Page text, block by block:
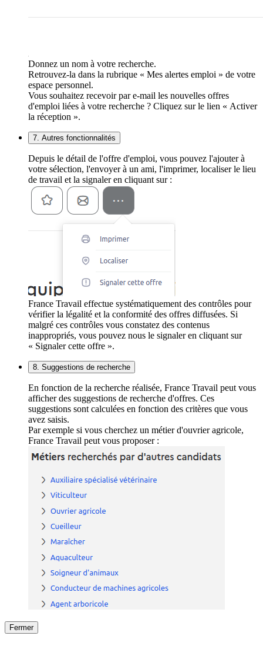
Donnez un nom à votre recherche.
Retrouvez-la dans la rubrique « Mes alertes emploi » de votre
espace personnel.
Vous souhaitez recevoir par e-mail les nouvelles offres
d'emploi liées à votre recherche ? Cliquez sur le lien « Activer
la réception ».
7. Autres fonctionnalités
Depuis le détail de l'offre d'emploi, vous pouvez l'ajouter à
votre sélection, l'envoyer à un ami, l'imprimer, localiser le lieu
de travail et la signaler en cliquant sur :
France Travail effectue systématiquement des contrôles pour
vérifier la légalité et la conformité des offres diffusées. Si
malgré ces contrôles vous constatez des contenus
inappropriés, vous pouvez nous le signaler en cliquant sur
« Signaler cette offre ».
8. Suggestions de recherche
En fonction de la recherche réalisée, France Travail peut vous
afficher des suggestions de recherche d'offres. Ces
suggestions sont calculées en fonction des critères que vous
avez saisis.
Par exemple si vous cherchez un métier d'ouvrier agricole,
France Travail peut vous proposer :
Fermer